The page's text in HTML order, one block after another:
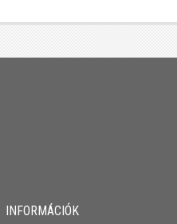
INFORMÁCIÓK